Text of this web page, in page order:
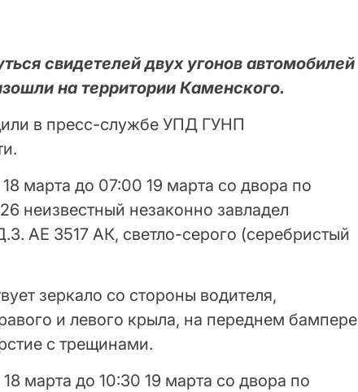
свидетелей двух угонов автомобилей
на территории Каменского.
в пресс-службе УПД ГУНП
марта до 07:00 19 марта со двора по
неизвестный незаконно завладел
АЕ 3517 АК, светло-серого (серебристый
зеркало со стороны водителя,
и левого крыла, на переднем бампере
с трещинами.
марта до 10:30 19 марта со двора по